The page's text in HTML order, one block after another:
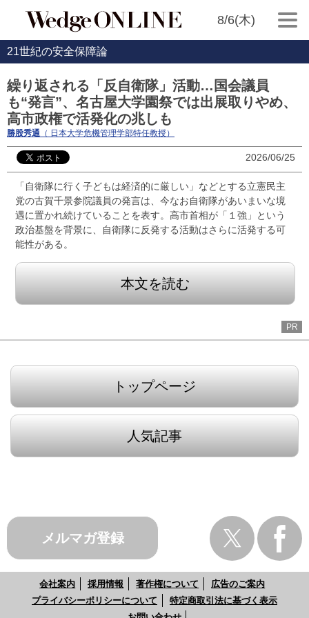
8/6(木)
21世紀の安全保障論
繰り返される「反自衛隊」活動…国会議員
も“発言”、名古屋大学園祭では出展取りやめ、
高市政権で活発化の兆しも
勝股秀通 （ 日本大学危機管理学部特任教授）
2026/06/25
「自衛隊に行く子どもは経済的に厳しい」などとする立憲民主
党の古賀千景参院議員の発言は、今なお自衛隊があいまいな境
遇に置かれ続けていることを表す。高市首相が「１強」という
政治基盤を背景に、自衛隊に反発する活動はさらに活発する可
能性がある。
本文を読む
PR
トップページ
人気記事
メルマガ登録
会社案内 採用情報 著作権について
広告のご案内
プライバシーポリシーについて
特定商取引法に基づく表示